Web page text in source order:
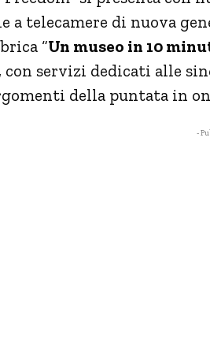
a telecamere di nuova
“Un museo in 10
con servizi dedicati alle
della puntata in
-